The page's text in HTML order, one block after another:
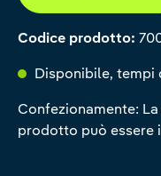
Codice prodotto:
Disponibile, tempi
Confezionamente:
prodotto può essere